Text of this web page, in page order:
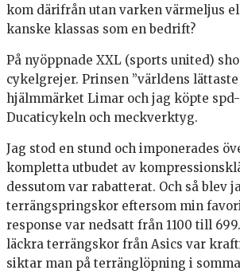
kom därifrån utan varken värmeljus
kanske klassas som en bedrift?
På nyöppnade XXL (sports united)
cykelgrejer. Prinsen ”världens
hjälmmärket Limar och jag köpte
Ducaticykeln och meckverktyg.
Jag stod en stund och imponerades
kompletta utbudet av
dessutom var rabatterat. Och så blev
terrängspringskor eftersom min
response var nedsatt från 1100 till
läckra terrängskor från Asics var
siktar man på terränglöpning i